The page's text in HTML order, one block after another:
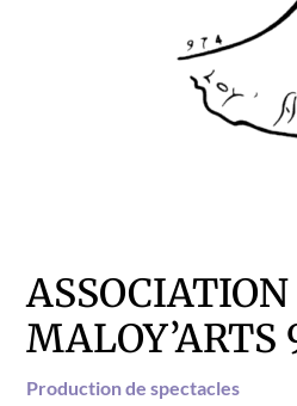
ASSOCIATION
MALOY’ARTS
Pro­duc­tion de spec­ta­cles